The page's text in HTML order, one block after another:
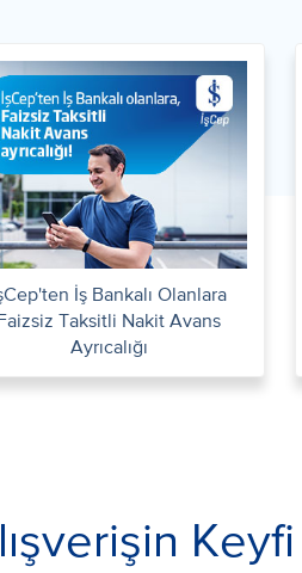
İş Bankalı Olanlara
Taksitli Nakit Avans
Ayrıcalığı